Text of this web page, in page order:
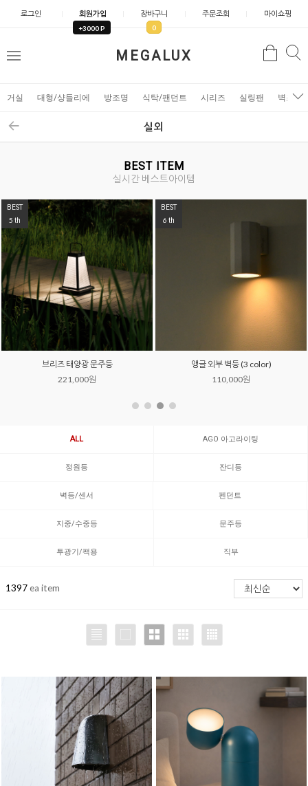
로그인 회원가입
+3000 P
장바구니
0
주문조회 마이쇼핑
MEGALUX
메
검
거실 대형/샹들리에 방조명 식탁/팬던트 시리즈 실링팬 벽조명
실외
BEST ITEM
실시간 베스트아이템
BEST
5 th
브리즈 태양광 문주등
221,000원
BEST
6 th
앵글 외부 벽등 (3 color)
110,000원
ALL AGO 아고라이팅
정원등 잔디등
벽등/센서 펜던트
지중/수중등 문주등
투광기/팩용 직부
1397ea item